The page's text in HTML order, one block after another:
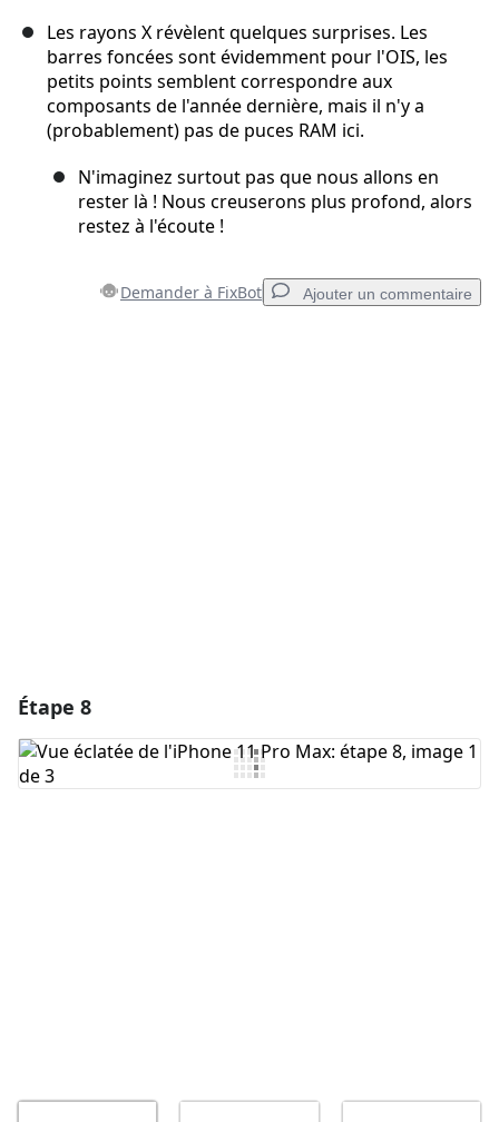
Les rayons X révèlent quelques surprises. Les
barres foncées sont évidemment pour l'OIS, les
petits points semblent correspondre aux
composants de l'année dernière, mais il n'y a
(probablement) pas de puces RAM ici.
N'imaginez surtout pas que nous allons en
rester là ! Nous creuserons plus profond, alors
restez à l'écoute !
Demander à FixBot Ajouter un commentaire
Étape 8